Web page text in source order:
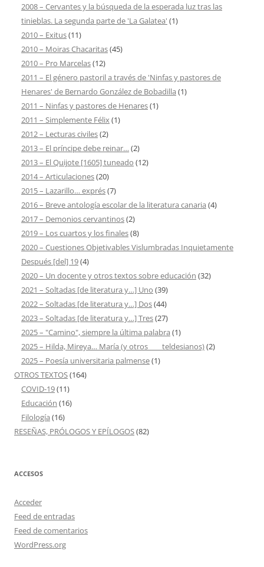
2008 – Cervantes y la búsqueda de la esperada luz tras las
tinieblas. La segunda parte de 'La Galatea' (1)
2010 – Exitus(11)
2010 – Moiras Chacaritas(45)
2010 – Pro Marcelas(12)
2011 – El género pastoril a través de 'Ninfas y pastores de
Henares' de Bernardo González de Bobadilla (1)
2011 – Ninfas y pastores de Henares(1)
2011 – Simplemente Félix(1)
2012 – Lecturas civiles(2)
2013 – El príncipe debe reinar… (2)
2013 – El Quijote [1605] tuneado (12)
2014 – Articulaciones(20)
2015 – Lazarillo… exprés(7)
2016 – Breve antología escolar de la literatura canaria (4)
2017 – Demonios cervantinos(2)
2019 – Los cuartos y los finales(8)
2020 – Cuestiones Objetivables Vislumbradas Inquietamente
Después [del] 19(4)
2020 – Un docente y otros textos sobre educación (32)
2021 – Soltadas [de literatura y…] Uno (39)
2022 – Soltadas [de literatura y…] Dos(44)
2023 – Soltadas [de literatura y…] Tres(27)
2025 – "Camino", siempre la última palabra (1)
2025 – Hilda, Mireya… María (y otros ___ teldesianos)(2)
2025 – Poesía universitaria palmense(1)
OTROS TEXTOS(164)
COVID-19(11)
Educación (16)
Filología (16)
RESEÑAS, PRÓLOGOS Y EPÍLOGOS(82)
ACCESOS
Acceder
Feed de entradas
Feed de comentarios
WordPress.org